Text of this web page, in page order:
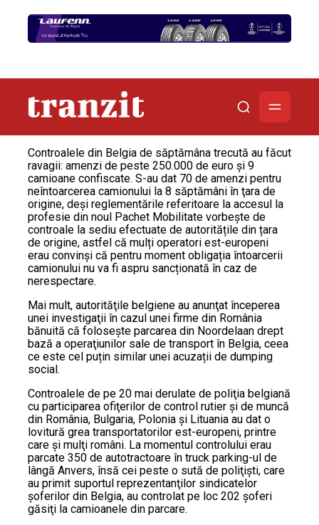
Controalele din Belgia de săptămâna trecută au făcut
ravagii: amenzi de peste 250.000 de euro şi 9
camioane confiscate. S-au dat 70 de amenzi pentru
neîntoarcerea camionului la 8 săptămâni în ţara de
origine, deși reglementările referitoare la accesul la
profesie din noul Pachet Mobilitate vorbește de
controale la sediu efectuate de autoritățile din țara
de origine, astfel că mulți operatori est-europeni
erau convinși că pentru moment obligația întoarcerii
camionului nu va fi aspru sancționată în caz de
nerespectare.
Mai mult, autorităţile belgiene au anunţat începerea
unei investigaţii în cazul unei firme din România
bănuită că foloseşte parcarea din Noordelaan drept
bază a operaţiunilor sale de transport în Belgia, ceea
ce este cel puțin similar unei acuzații de dumping
social.
Controalele de pe 20 mai derulate de poliţia belgiană
cu participarea ofiţerilor de control rutier şi de muncă
din România, Bulgaria, Polonia şi Lituania au dat o
lovitură grea transportatorilor est-europeni, printre
care şi mulţi români. La momentul controlului erau
parcate 350 de autotractoare în truck parking-ul de
lângă Anvers, însă cei peste o sută de poliţişti, care
au primit suportul reprezentanţilor sindicatelor
şoferilor din Belgia, au controlat pe loc 202 şoferi
găsiţi la camioanele din parcare.